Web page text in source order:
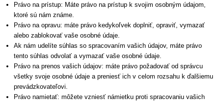
Právo na prístup: Máte právo na prístup k svojim osobným údajom,
ktoré sú nám známe.
Právo na opravu: máte právo kedykoľvek doplniť, opraviť, vymazať
alebo zablokovať vaše osobné údaje.
Ak nám udelíte súhlas so spracovaním vašich údajov, máte právo
tento súhlas odvolať a vymazať vaše osobné údaje.
Právo na prenos vašich údajov: máte právo požadovať od správcu
všetky svoje osobné údaje a preniesť ich v celom rozsahu k ďalšiemu
prevádzkovateľovi.
Právo namietať: môžete vzniesť námietku proti spracovaniu vašich